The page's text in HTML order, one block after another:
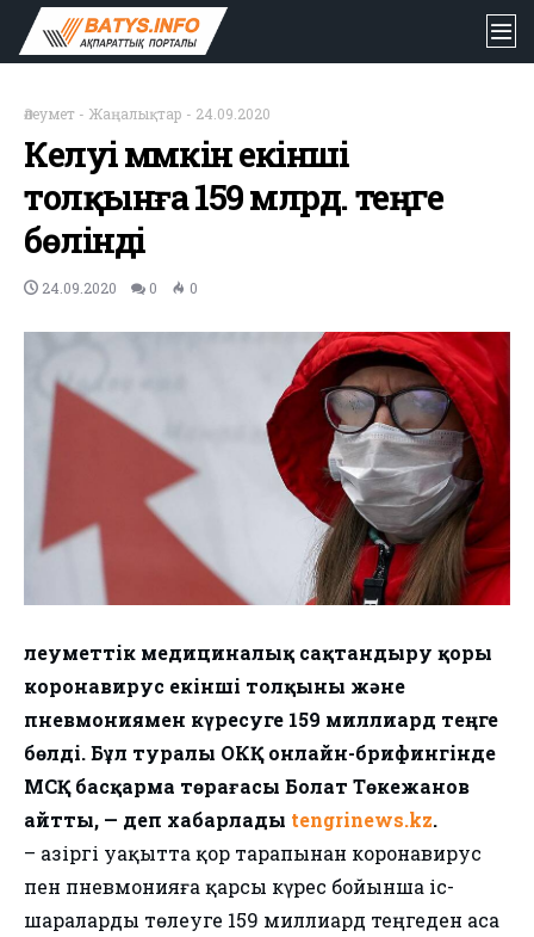
Әлеумет - Жаңалықтар - 24.09.2020
Келуі мүмкін екінші
толқынға 159 млрд. теңге
бөлінді
24.09.2020 0 0
Әлеуметтік медициналық сақтандыру қоры
коронавирус екінші толқыны және
пневмониямен күресуге 159 миллиард теңге
бөлді. Бұл туралы ОКҚ онлайн-брифингінде
ӘМСҚ басқарма төрағасы Болат Төкежанов
айтты, — деп хабарлады tengrinews.kz.
– Қазіргі уақытта қор тарапынан коронавирус
пен пневмонияға қарсы күрес бойынша іс-
шараларды төлеуге 159 миллиард теңгеден аса